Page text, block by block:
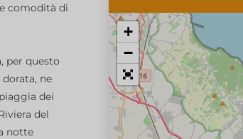
comodità di
per questo
ne
dei
del
notte
+
−